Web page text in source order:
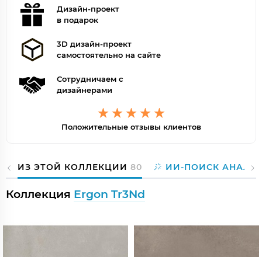
Дизайн-проект
в подарок
3D дизайн-проект
самостоятельно на сайте
Сотрудничаем с
дизайнерами
Положительные отзывы клиентов
ИЗ ЭТОЙ КОЛЛЕКЦИИ 80 ИИ-ПОИСК
Коллекция Ergon Tr3Nd